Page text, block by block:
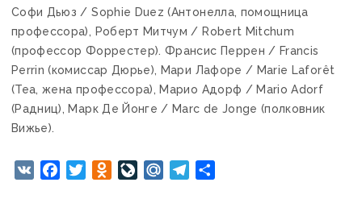
Софи Дьюз / Sophie Duez (Антонелла, помощница
профессора), Роберт Митчум / Robert Mitchum
(профессор Форрестер). Франсис Перрен / Francis
Perrin (комиссар Дюрье), Мари Лафоре / Marie Laforêt
(Теа, жена профессора), Марио Адорф / Mario Adorf
(Радниц), Марк Де Йонге / Marc de Jonge (полковник
Вижье).
VK Facebook
TwitterOdnoklassniki
LiveJournal
Mail.RuTelegram